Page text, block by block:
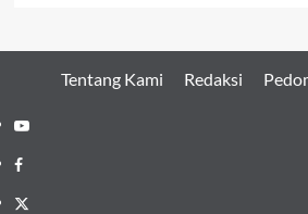
Tentang Kami Redaksi
Youtube
Facebook
Twitter